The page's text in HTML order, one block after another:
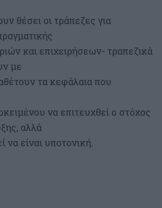
θέσει οι τράπεζες για
και επιχειρήσεων- τραπεζικά
με
τα κεφάλαια που
να επιτευχθεί ο στόχος
αλλά
να είναι υποτονική.